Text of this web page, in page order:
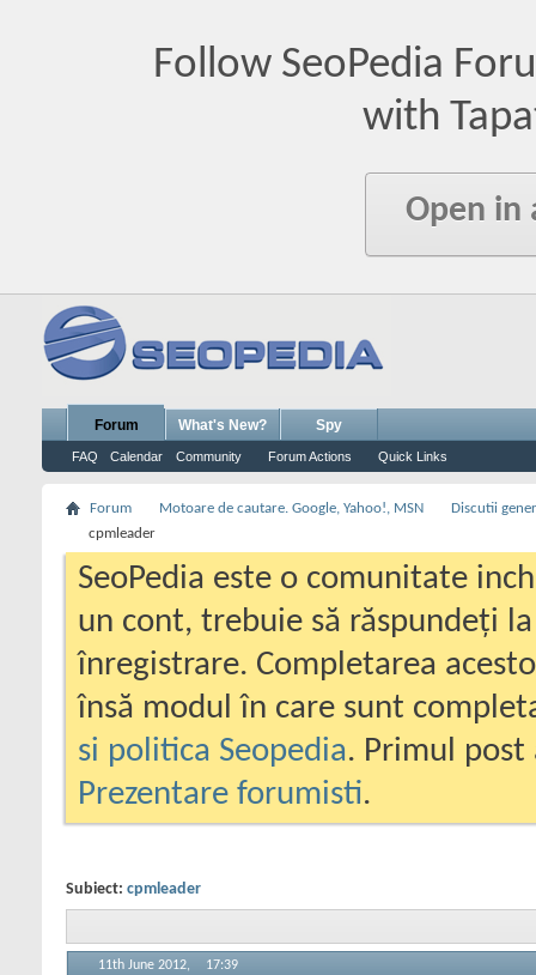
Follow SeoPedia
with
Open in
Forum
FAQ Calendar Community Forum Actions Quick Links
What's New? Spy
Forum Motoare de cautare. Google, Yahoo!, MSN
Discutii
cpmleader
SeoPedia este o comunitate
un cont, trebuie să răspundeți
înregistrare. Completarea
însă modul în care sunt
si politica Seopedia. Primul
Prezentare forumisti.
Subiect: cpmleader
11th June 2012, 17:39